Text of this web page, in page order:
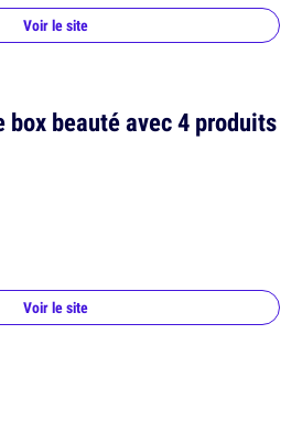
Voir le site
box beauté avec 4 produits
Voir le site